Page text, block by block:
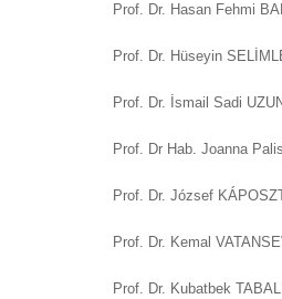
Prof. Dr. Hasan Fehmi
Prof. Dr. Hüseyin
Prof. Dr. İsmail Sadi
Prof. Dr Hab. Joanna
Prof. Dr. József
Prof. Dr. Kemal
Prof. Dr. Kubatbek